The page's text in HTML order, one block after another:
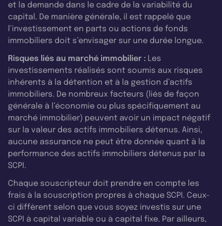
et la demande dans le cadre de la variabilité du
capital. De manière générale, il est rappelé que
l’investissement en parts ou actions de fonds
immobiliers doit s’envisager sur une durée longue.
Risques liés au marché immobilier : Les
investissements réalisés sont soumis aux risques
inhérents à la détention et à la gestion d’actifs
immobiliers. De nombreux facteurs (liés de façon
générale à l’économie ou plus spécifiquement au
marché immobilier) peuvent avoir un impact négatif
sur la valeur des actifs immobiliers détenus. Ainsi,
aucune assurance ne peut être donnée quant à la
performance des actifs immobiliers détenus par la
SCPI.
Chaque souscripteur doit prendre en compte les
frais à la souscription propres à chaque SCPI. Ceux-
ci diffèrent selon que vous soyez investis sur une
SCPI à capital variable ou à capital fixe. Par ailleurs,